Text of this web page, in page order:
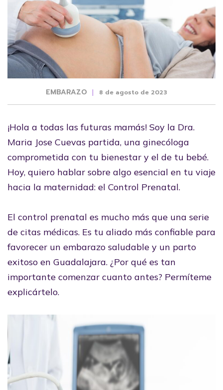
EMBARAZO 8 de agosto de 2023
¡Hola a todas las futuras mamás! Soy la Dra.
Maria Jose Cuevas partida, una ginecóloga
comprometida con tu bienestar y el de tu bebé.
Hoy, quiero hablar sobre algo esencial en tu viaje
hacia la maternidad: el Control Prenatal.
El control prenatal es mucho más que una serie
de citas médicas. Es tu aliado más confiable para
favorecer un embarazo saludable y un parto
exitoso en Guadalajara. ¿Por qué es tan
importante comenzar cuanto antes? Permíteme
explicártelo.